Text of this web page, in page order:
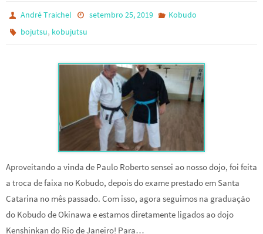
André Traichel setembro 25, 2019
Kobudo
bojutsu, kobujutsu
Aproveitando a vinda de Paulo Roberto sensei ao nosso dojo, foi feita
a troca de faixa no Kobudo, depois do exame prestado em Santa
Catarina no mês passado. Com isso, agora seguimos na graduação
do Kobudo de Okinawa e estamos diretamente ligados ao dojo
Kenshinkan do Rio de Janeiro! Para…